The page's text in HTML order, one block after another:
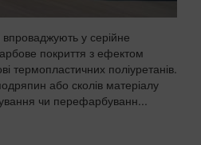
впроваджують у серійне
покриття з ефектом
термопластичних поліуретанів.
або сколів матеріалу
чи перефарбуванн...